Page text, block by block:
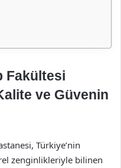
Fakültesi
ve Güvenin
Türkiye’nin
zenginlikleriyle bilinen